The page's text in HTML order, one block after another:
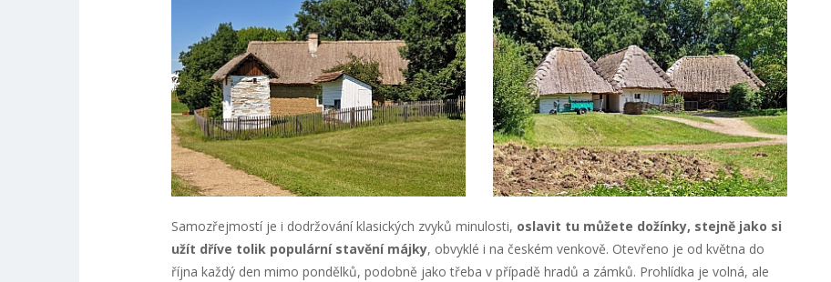
Samozřejmostí je i dodržování klasických zvyků minulosti, oslavit tu můžete dožínky, stejně jako si
užít dříve tolik populární stavění májky, obvyklé i na českém venkově. Otevřeno je od května do
října každý den mimo pondělků, podobně jako třeba v případě hradů a zámků. Prohlídka je volná, ale